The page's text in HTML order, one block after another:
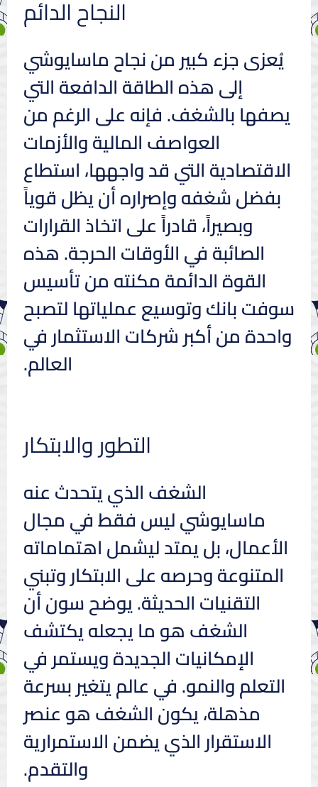
النجاح الدائم
يُعزى جزء كبير من نجاح ماسايوشي
إلى هذه الطاقة الدافعة التي
يصفها بالشغف. فإنه على الرغم من
العواصف المالية والأزمات
الاقتصادية التي قد واجهها، استطاع
بفضل شغفه وإصراره أن يظل قوياً
وبصيراً، قادراً على اتخاذ القرارات
الصائبة في الأوقات الحرجة. هذه
القوة الدائمة مكنته من تأسيس
سوفت بانك وتوسيع عملياتها لتصبح
واحدة من أكبر شركات الاستثمار في
العالم.
التطور والابتكار
الشغف الذي يتحدث عنه
ماسايوشي ليس فقط في مجال
الأعمال، بل يمتد ليشمل اهتماماته
المتنوعة وحرصه على الابتكار وتبني
التقنيات الحديثة. يوضح سون أن
الشغف هو ما يجعله يكتشف
الإمكانيات الجديدة ويستمر في
التعلم والنمو. في عالم يتغير بسرعة
مذهلة، يكون الشغف هو عنصر
الاستقرار الذي يضمن الاستمرارية
والتقدم.